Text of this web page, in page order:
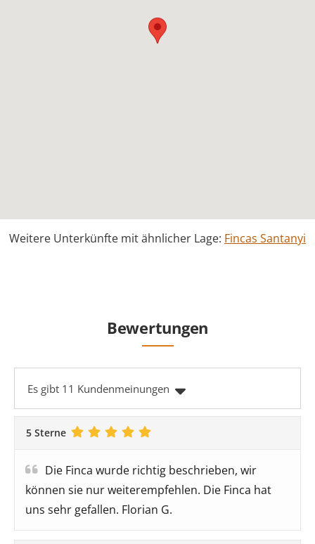
Weitere Unterkünfte mit ähnlicher Lage: Fincas Santanyi
Bewertungen
Es gibt 11 Kundenmeinungen
5 Sterne
Die Finca wurde richtig beschrieben, wir
können sie nur weiterempfehlen. Die Finca hat
uns sehr gefallen. Florian G.